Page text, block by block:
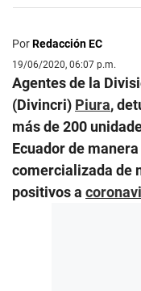
PorRedacción EC
19/06/2020, 06:07 p.m.
Agentes de la
(Divincri) Piura,
más de 200
Ecuador de
comercializada de
positivos a